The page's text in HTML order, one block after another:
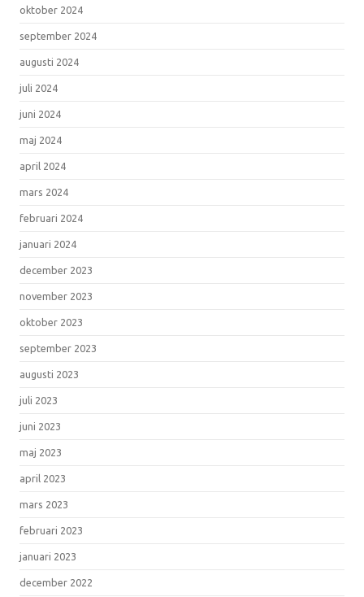
oktober 2024
september 2024
augusti 2024
juli 2024
juni 2024
maj 2024
april 2024
mars 2024
februari 2024
januari 2024
december 2023
november 2023
oktober 2023
september 2023
augusti 2023
juli 2023
juni 2023
maj 2023
april 2023
mars 2023
februari 2023
januari 2023
december 2022